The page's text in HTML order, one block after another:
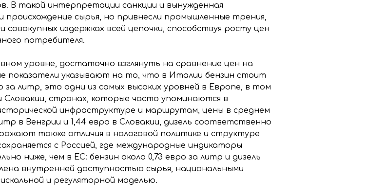
В такой интерпретации санкции и вынужденная
сырья, но привнесли промышленные трения,
издержках всей цепочки, способствуя росту цен
потребителя.
уровне, достаточно взглянуть на сравнение цен на
показатели указывают на то, что в Италии бензин стоит
за литр, это одни из самых высоких уровней в Европе, в том
Словакии, странах, которые часто упоминаются в
исторической инфраструктуре и маршрутам, цены в среднем
в Венгрии и 1,44 евро в Словакии, дизель соответственно
также отличия в налоговой политике и структуре
с Россией, где международные индикаторы
ниже, чем в ЕС: бензин около 0,73 евро за литр и дизель
внутренней доступностью сырья, национальными
и регуляторной моделью.